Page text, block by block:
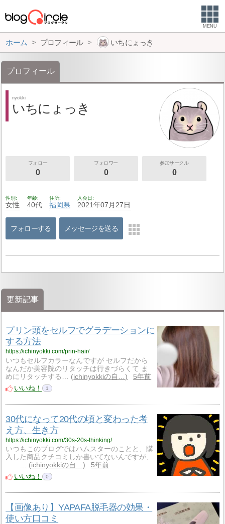
MENU
ホーム プロフィール いちにょっき
プロフィール
nyokki
いちにょっき
フォロー
0
フォロワー
0
参加サークル
0
性別
女性
年齢
40代
住所
福岡県
入会日
2021年07月27日
フォローする メッセージを送る
更新記事
プリン頭をセルフでグラデーションに
する方法
https://ichinyokki.com/prin-hair/
いつもセルフカラーなんですが セルフだから
なんだか美容院のリタッチは行きづらくて ま
めにリタッチする…
ichinyokkiの自…
5年前
いいね！
1
30代になって20代の頃と変わった考
え方、生き方
https://ichinyokki.com/30s-20s-thinking/
いつもこのブログではハムスターのことと、購
入した商品クチコミしか書いてないんですが、
ichinyokkiの自…
5年前
いいね！
0
【画像あり】YAPAFA脱毛器の効果・
使い方口コミ